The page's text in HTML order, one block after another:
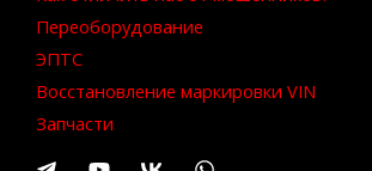
Переоборудование
ЭПТС
Восстановление маркировки VIN
Запчасти